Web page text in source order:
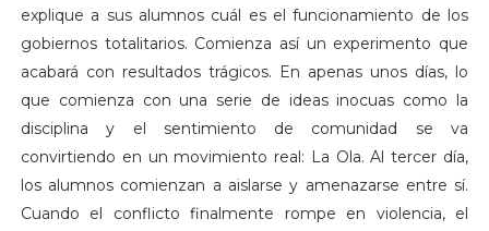
explique a sus alumnos cuál es el funcionamiento de los
gobiernos totalitarios. Comienza así un experimento que
acabará con resultados trágicos. En apenas unos días, lo
que comienza con una serie de ideas inocuas como la
disciplina y el sentimiento de comunidad se va
convirtiendo en un movimiento real: La Ola. Al tercer día,
los alumnos comienzan a aislarse y amenazarse entre sí.
Cuando el conflicto finalmente rompe en violencia, el